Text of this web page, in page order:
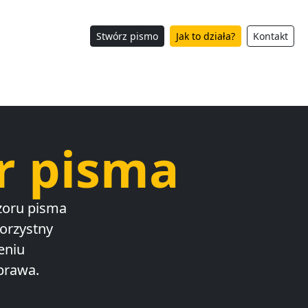
Stwórz pismo Jak to działa? Kontakt
pisma
pisma